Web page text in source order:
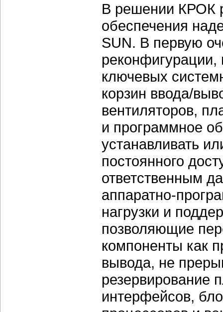
В решении КРОК
обеспечения
SUN. В первую
реконфигурации,
ключевых
корзин ввода/
вентиляторов,
и программное
устанавливать
постоянного
ответственным
аппаратно-
нагрузки и
позволяющие
компоненты как
вывода, не
резервирование
интерфейсов,